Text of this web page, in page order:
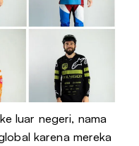
luar negeri, nama
karena mereka